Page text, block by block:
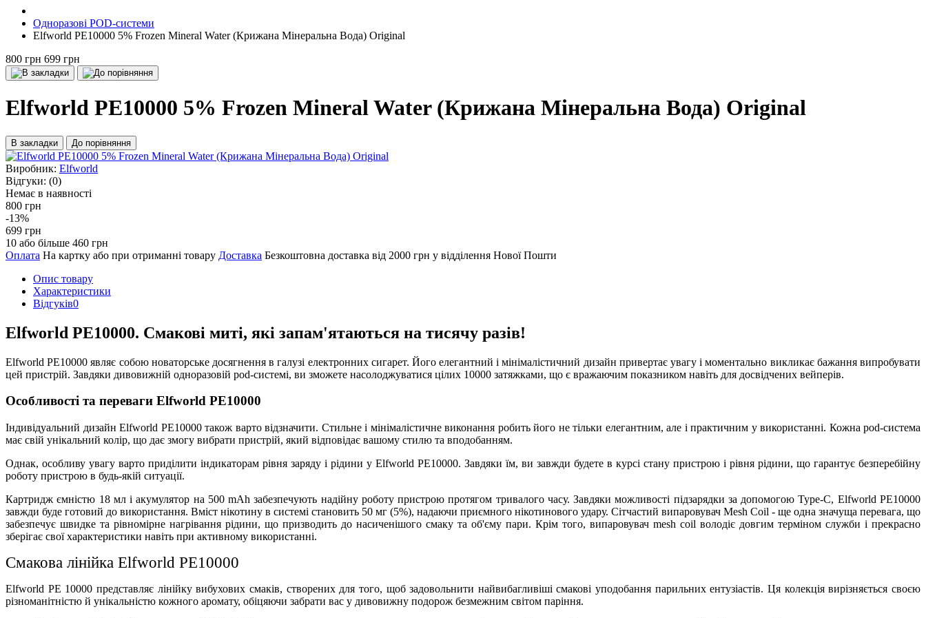
Одноразові POD-системи
Elfworld PE10000 5% Frozen Mineral Water (Крижана Мінеральна Вода) Original
800 грн 699 грн
Elfworld PE10000 5% Frozen Mineral Water (Крижана Мінеральна Вода) Original
В закладки До порівняння
Виробник: Elfworld
Відгуки: (0)
Немає в наявності
800 грн
-13%
699 грн
10 або більше 460 грн
Оплата На картку або при отриманні товару Доставка Безкоштовна доставка від 2000 грн у відділення Нової Пошти
Опис товару
Характеристики
Відгуків0
Elfworld PE10000. Смакові миті, які запам'ятаються на тисячу разів!
Elfworld PE10000 являє собою новаторське досягнення в галузі електронних сигарет. Його елегантний і мінімалістичний дизайн привертає увагу і моментально викликає бажання випробувати
цей пристрій. Завдяки дивовижній одноразовій pod-системі, ви зможете насолоджуватися цілих 10000 затяжками, що є вражаючим показником навіть для досвідчених вейперів.
Особливості та переваги Elfworld PE10000
Індивідуальний дизайн Elfworld PE10000 також варто відзначити. Стильне і мінімалістичне виконання робить його не тільки елегантним, але і практичним у використанні. Кожна pod-система
має свій унікальний колір, що дає змогу вибрати пристрій, який відповідає вашому стилю та вподобанням.
Однак, особливу увагу варто приділити індикаторам рівня заряду і рідини у Elfworld PE10000. Завдяки їм, ви завжди будете в курсі стану пристрою і рівня рідини, що гарантує безперебійну
роботу пристрою в будь-якій ситуації.
Картридж ємністю 18 мл і акумулятор на 500 mAh забезпечують надійну роботу пристрою протягом тривалого часу. Завдяки можливості підзарядки за допомогою Type-С, Elfworld PE10000
завжди буде готовий до використання. Вміст нікотину в системі становить 50 мг (5%), надаючи приємного нікотинового удару. Сітчастий випаровувач Mesh Coil - ще одна значуща перевага, що
забезпечує швидке та рівномірне нагрівання рідини, що призводить до насиченішого смаку та об'єму пари. Крім того, випаровувач mesh coil володіє довгим терміном служби і прекрасно
зберігає свої характеристики навіть при активному використанні.
Смакова лінійка Elfworld PE10000
Elfworld PE 10000 представляє лінійку вибухових смаків, створених для того, щоб задовольнити найвибагливіші смакові уподобання парильних ентузіастів. Ця колекція вирізняється своєю
різноманітністю й унікальністю кожного аромату, обіцяючи забрати вас у дивовижну подорож безмежним світом паріння.